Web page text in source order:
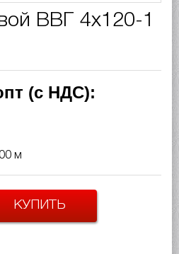
ВВГ 4х120-1
(с НДС):
м
КУПИТЬ